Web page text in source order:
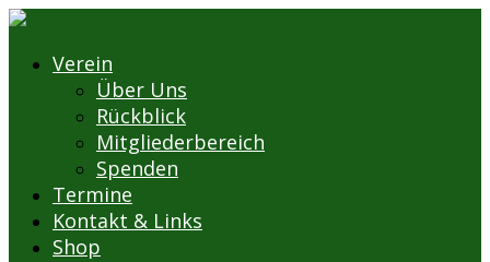
Verein
Über Uns
Rückblick
Mitgliederbereich
Spenden
Termine
Kontakt & Links
Shop